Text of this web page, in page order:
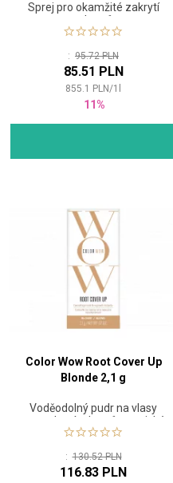
Sprej pro okamžité zakrytí
odrostů
: 95.72 PLN
85.51 PLN
855.1 PLN/1
11%
Color Wow Root Cover Up
Blonde 2,1 g
Voděodolný pudr na vlasy
pro zakrytí odrostů a optické
zahuštění
:130.52 PLN
116.83 PLN